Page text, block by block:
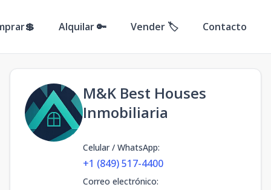
Alquilar 🔑 Vender 🏷️ Contacto
M&K Best Houses
Inmobiliaria
Celular / WhatsApp:
+1 (849) 517-4400
Correo electrónico: